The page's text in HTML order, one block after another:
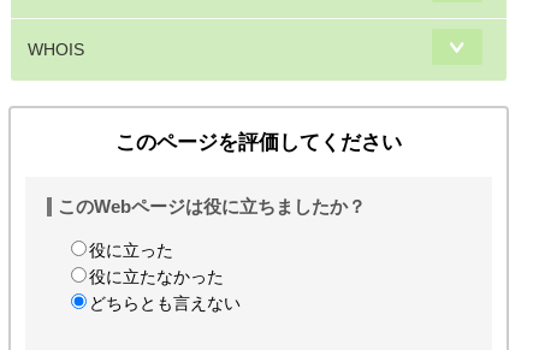
WHOIS
このページを評価してください
このWebページは役に立ちましたか？
役に立った
役に立たなかった
どちらとも言えない